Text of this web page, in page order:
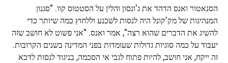
הסנאטור ואנס הדהד את ג'ונסון והלין על הסטטוס קוו. "סגנון
המנהיגות של מק'קונל היה לנסות לשכנע וללחוץ כמה שיותר כדי
להשיג את הדברים שהוא רצה", אמר ואנס. "אני פשוט לא חושב שזה
יעבוד על כמה סוגיות גדולות שעומדות בפני המדינה בשנים הקרובות.
זה ייקח, אני חושב, להיות פתוח לגבי אי הסכמה, בניגוד לנסות לדכא